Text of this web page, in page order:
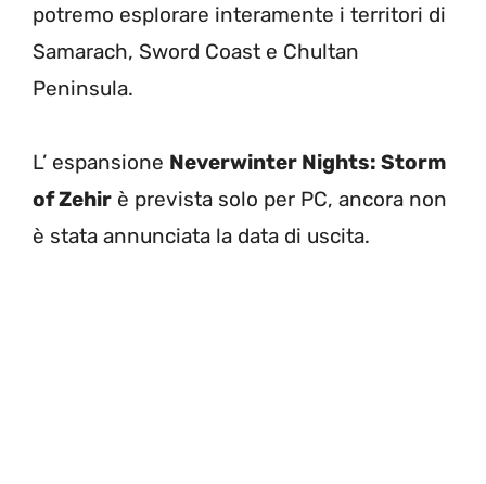
potremo esplorare interamente i territori di
Samarach, Sword Coast e Chultan
Peninsula.
L’ espansione Neverwinter Nights: Storm
of Zehir è prevista solo per PC, ancora non
è stata annunciata la data di uscita.